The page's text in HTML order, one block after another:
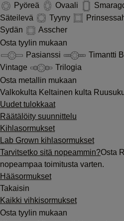
Pyöreä
Ovaali
Säteilevä
Tyyny
Sydän
Asscher
Osta tyylin mukaan
Pasianssi
Timantti
Vintage
Trilogia
Osta metallin mukaan
Valkokulta Keltainen kulta
Uudet tulokkaat
Räätälöity suunnittelu
Kihlasormukset
Lab Grown kihlasormukset
Tarvitsetko sitä nopeammin?Osta
nopeampaa toimitusta varten.
Hääsormukset
Takaisin
Kaikki vihkisormukset
Osta tyylin mukaan